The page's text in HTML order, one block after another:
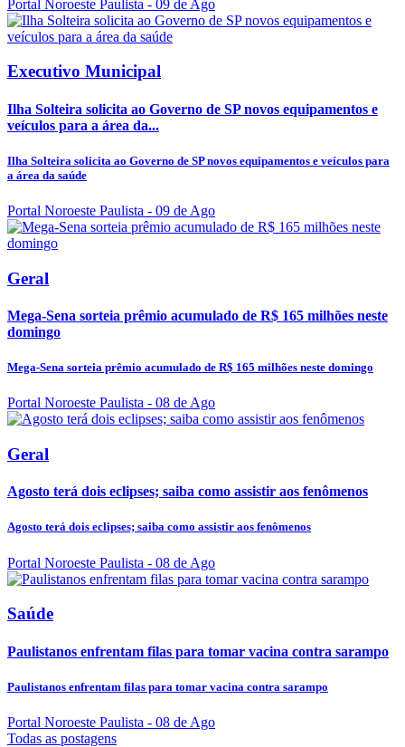
Portal Noroeste Paulista - 09 de Ago
Executivo Municipal
Ilha Solteira solicita ao Governo de SP novos equipamentos e
veículos para a área da...
Ilha Solteira solicita ao Governo de SP novos equipamentos e veículos para
a área da saúde
Portal Noroeste Paulista - 09 de Ago
Geral
Mega-Sena sorteia prêmio acumulado de R$ 165 milhões neste
domingo
Mega-Sena sorteia prêmio acumulado de R$ 165 milhões neste domingo
Portal Noroeste Paulista - 08 de Ago
Geral
Agosto terá dois eclipses; saiba como assistir aos fenômenos
Agosto terá dois eclipses; saiba como assistir aos fenômenos
Portal Noroeste Paulista - 08 de Ago
Saúde
Paulistanos enfrentam filas para tomar vacina contra sarampo
Paulistanos enfrentam filas para tomar vacina contra sarampo
Portal Noroeste Paulista - 08 de Ago
Todas as postagens